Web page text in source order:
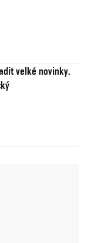
velké novinky.